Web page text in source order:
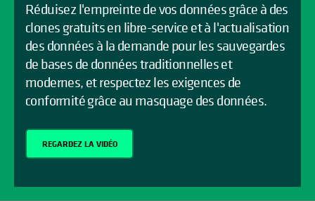
Réduisez l'empreinte de vos données grâce à des
clones gratuits en libre-service et à l'actualisation
des données à la demande pour les sauvegardes
de bases de données traditionnelles et
modernes, et respectez les exigences de
conformité grâce au masquage des données.
REGARDEZ LA VIDÉO